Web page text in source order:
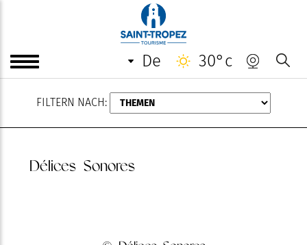
de 30°c
AUGUST
FILTERN NACH:
Délices Sonores